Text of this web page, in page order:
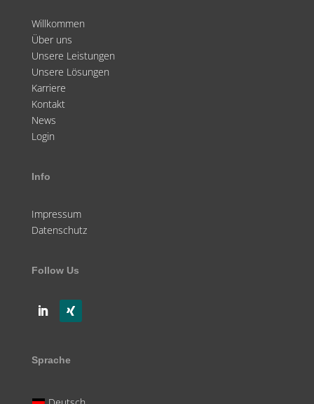
Willkommen
Über uns
Unsere Leistungen
Unsere Lösungen
Karriere
Kontakt
News
Login
Info
Impressum
Datenschutz
Follow Us
Sprache